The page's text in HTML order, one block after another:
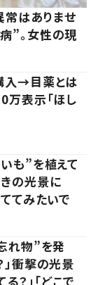
はありませ
”。女性の現
入→目薬とは
表示「ほし
も”を植えて
の光景に
ててみたいで
れ物”を発
」衝撃の光景
る？」「どこで